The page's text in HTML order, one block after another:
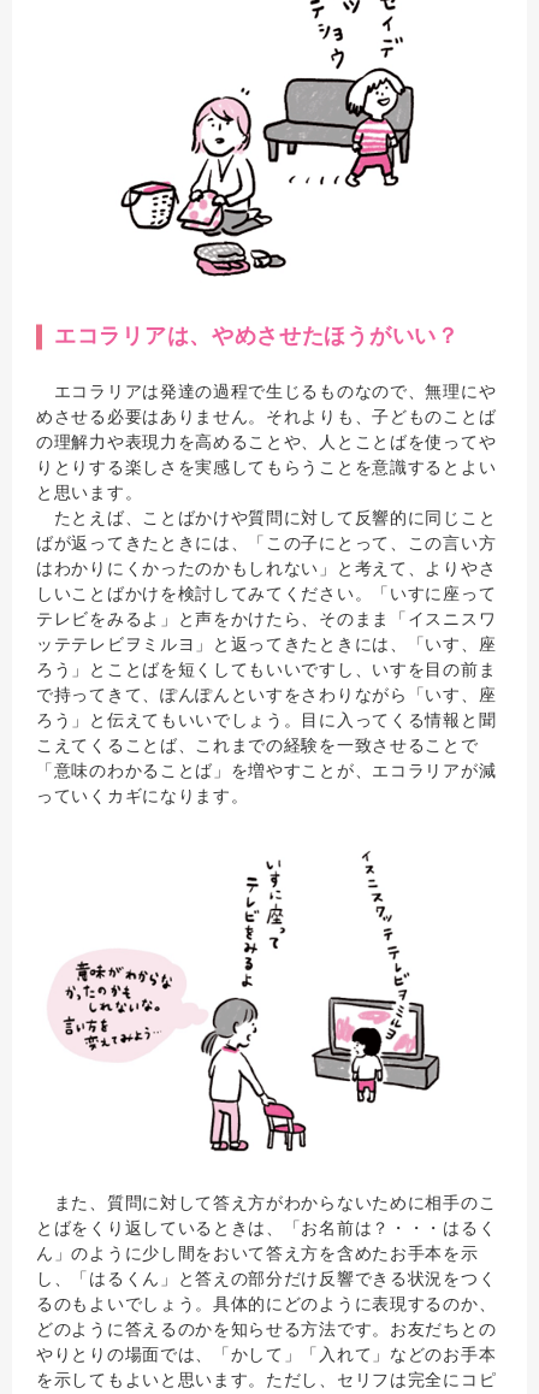
エコラリアは、やめさせたほうがいい？
エコラリアは発達の過程で生じるものなので、無理にや
めさせる必要はありません。それよりも、子どものことば
の理解力や表現力を高めることや、人とことばを使ってや
りとりする楽しさを実感してもらうことを意識するとよい
と思います。
たとえば、ことばかけや質問に対して反響的に同じこと
ばが返ってきたときには、「この子にとって、この言い方
はわかりにくかったのかもしれない」と考えて、よりやさ
しいことばかけを検討してみてください。「いすに座って
テレビをみるよ」と声をかけたら、そのまま「イスニスワ
ッテテレビヲミルヨ」と返ってきたときには、「いす、座
ろう」とことばを短くしてもいいですし、いすを目の前ま
で持ってきて、ぽんぽんといすをさわりながら「いす、座
ろう」と伝えてもいいでしょう。目に入ってくる情報と聞
こえてくることば、これまでの経験を一致させることで
「意味のわかることば」を増やすことが、エコラリアが減
っていくカギになります。
また、質問に対して答え方がわからないために相手のこ
とばをくり返しているときは、「お名前は？・・・はるく
ん」のように少し間をおいて答え方を含めたお手本を示
し、「はるくん」と答えの部分だけ反響できる状況をつく
るのもよいでしょう。具体的にどのように表現するのか、
どのように答えるのかを知らせる方法です。お友だちとの
やりとりの場面では、「かして」「入れて」などのお手本
を示してもよいと思います。ただし、セリフは完全にコピ